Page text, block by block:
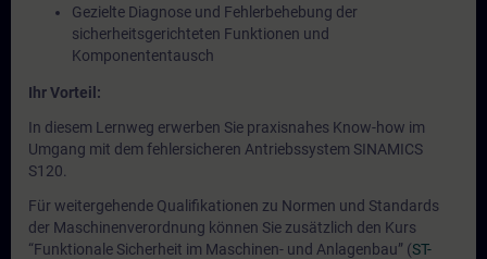
Gezielte Diagnose und Fehlerbehebung der
sicherheitsgerichteten Funktionen und
Komponententausch
Ihr Vorteil:
In diesem Lernweg erwerben Sie praxisnahes Know-how im
Umgang mit dem fehlersicheren Antriebssystem SINAMICS
S120.
Für weitergehende Qualifikationen zu Normen und Standards
der Maschinenverordnung können Sie zusätzlich den Kurs
“Funktionale Sicherheit im Maschinen- und Anlagenbau” (ST-